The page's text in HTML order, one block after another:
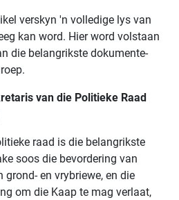
verskyn 'n volledige lys van
kan word. Hier word volstaan
die belangrikste dokumente-
van die Politieke Raad
raad is die belangrikste
soos die bevordering van
en vrybriewe, en die
om die Kaap te mag verlaat,